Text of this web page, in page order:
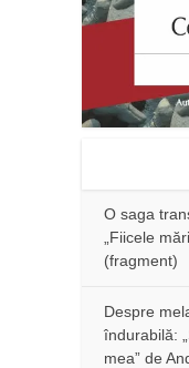
O saga
„Fiicele
(fragment)
Despre
îndurabilă:
mea” de